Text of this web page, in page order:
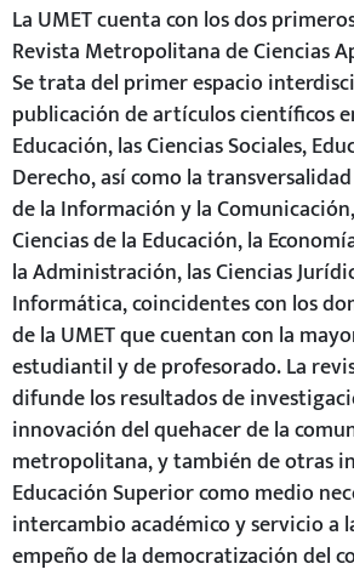
La UMET cuenta con los dos
Revista Metropolitana de Ciencias
Se trata del primer espacio
publicación de artículos científicos
Educación, las Ciencias Sociales,
Derecho, así como la
de la Información y la
Ciencias de la Educación, la
la Administración, las Ciencias
Informática, coincidentes con los
de la UMET que cuentan con la
estudiantil y de profesorado. La
difunde los resultados de
innovación del quehacer de la
metropolitana, y también de otras
Educación Superior como medio
intercambio académico y servicio a
empeño de la democratización del